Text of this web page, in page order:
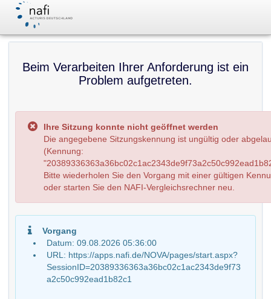
Beim Verarbeiten Ihrer Anforderung ist ein
Problem aufgetreten.
Ihre Sitzung konnte nicht geöffnet werden
Die angegebene Sitzungskennung ist ungültig oder
(Kennung:
Bitte wiederholen Sie den Vorgang mit einer gültigen
oder starten Sie den NAFI-Vergleichsrechner neu.
Vorgang
Datum: 09.08.2026 05:36:00
URL: https://apps.nafi.de/NOVA/pages/start.aspx?
SessionID=20389336363a36bc02c1ac2343de9f73
a2c50c992ead1b82c1